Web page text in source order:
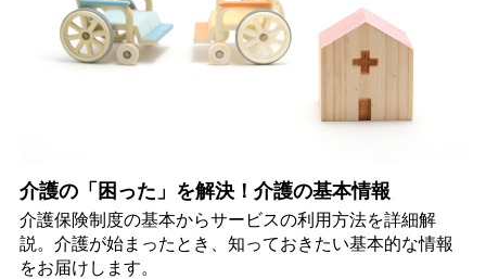
介護の「困った」を解決！介護の基本情報
介護保険制度の基本からサービスの利用方法を詳細解
説。介護が始まったとき、知っておきたい基本的な情報
をお届けします。